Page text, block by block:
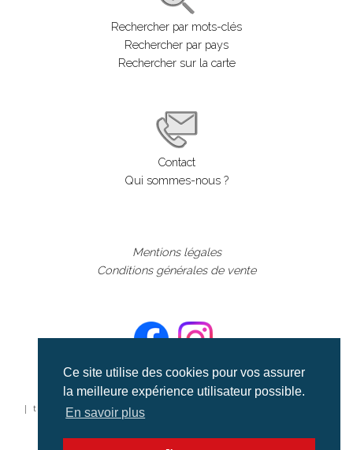
Ce site utilise des cookies pour vos assurer
la meilleure expérience utilisateur possible.
En savoir plus
Rechercher par mots-clés
Rechercher par pays
Rechercher sur la carte
Contact
Qui sommes-nous ?
Mentions légales
Conditions générales de vente
©aerialcollection marque déposée 2024
| tous droits réservés | aerialcollection.fr banque d'images
aériennes et documentaires video et cinéma |